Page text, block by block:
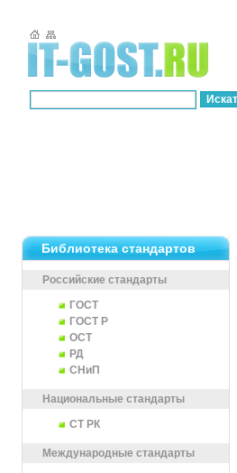
Библиотека стандартов
Российские стандарты
ГОСТ
ГОСТ Р
ОСТ
РД
СНиП
Национальные стандарты
СТ РК
Международные стандарты